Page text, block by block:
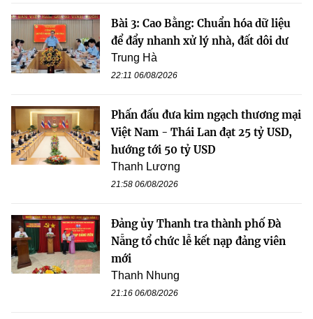
Bài 3: Cao Bằng: Chuẩn hóa dữ liệu
để đẩy nhanh xử lý nhà, đất dôi dư
Trung Hà
22:11 06/08/2026
Phấn đấu đưa kim ngạch thương mại
Việt Nam - Thái Lan đạt 25 tỷ USD,
hướng tới 50 tỷ USD
Thanh Lương
21:58 06/08/2026
Đảng ủy Thanh tra thành phố Đà
Nẵng tổ chức lễ kết nạp đảng viên
mới
Thanh Nhung
21:16 06/08/2026